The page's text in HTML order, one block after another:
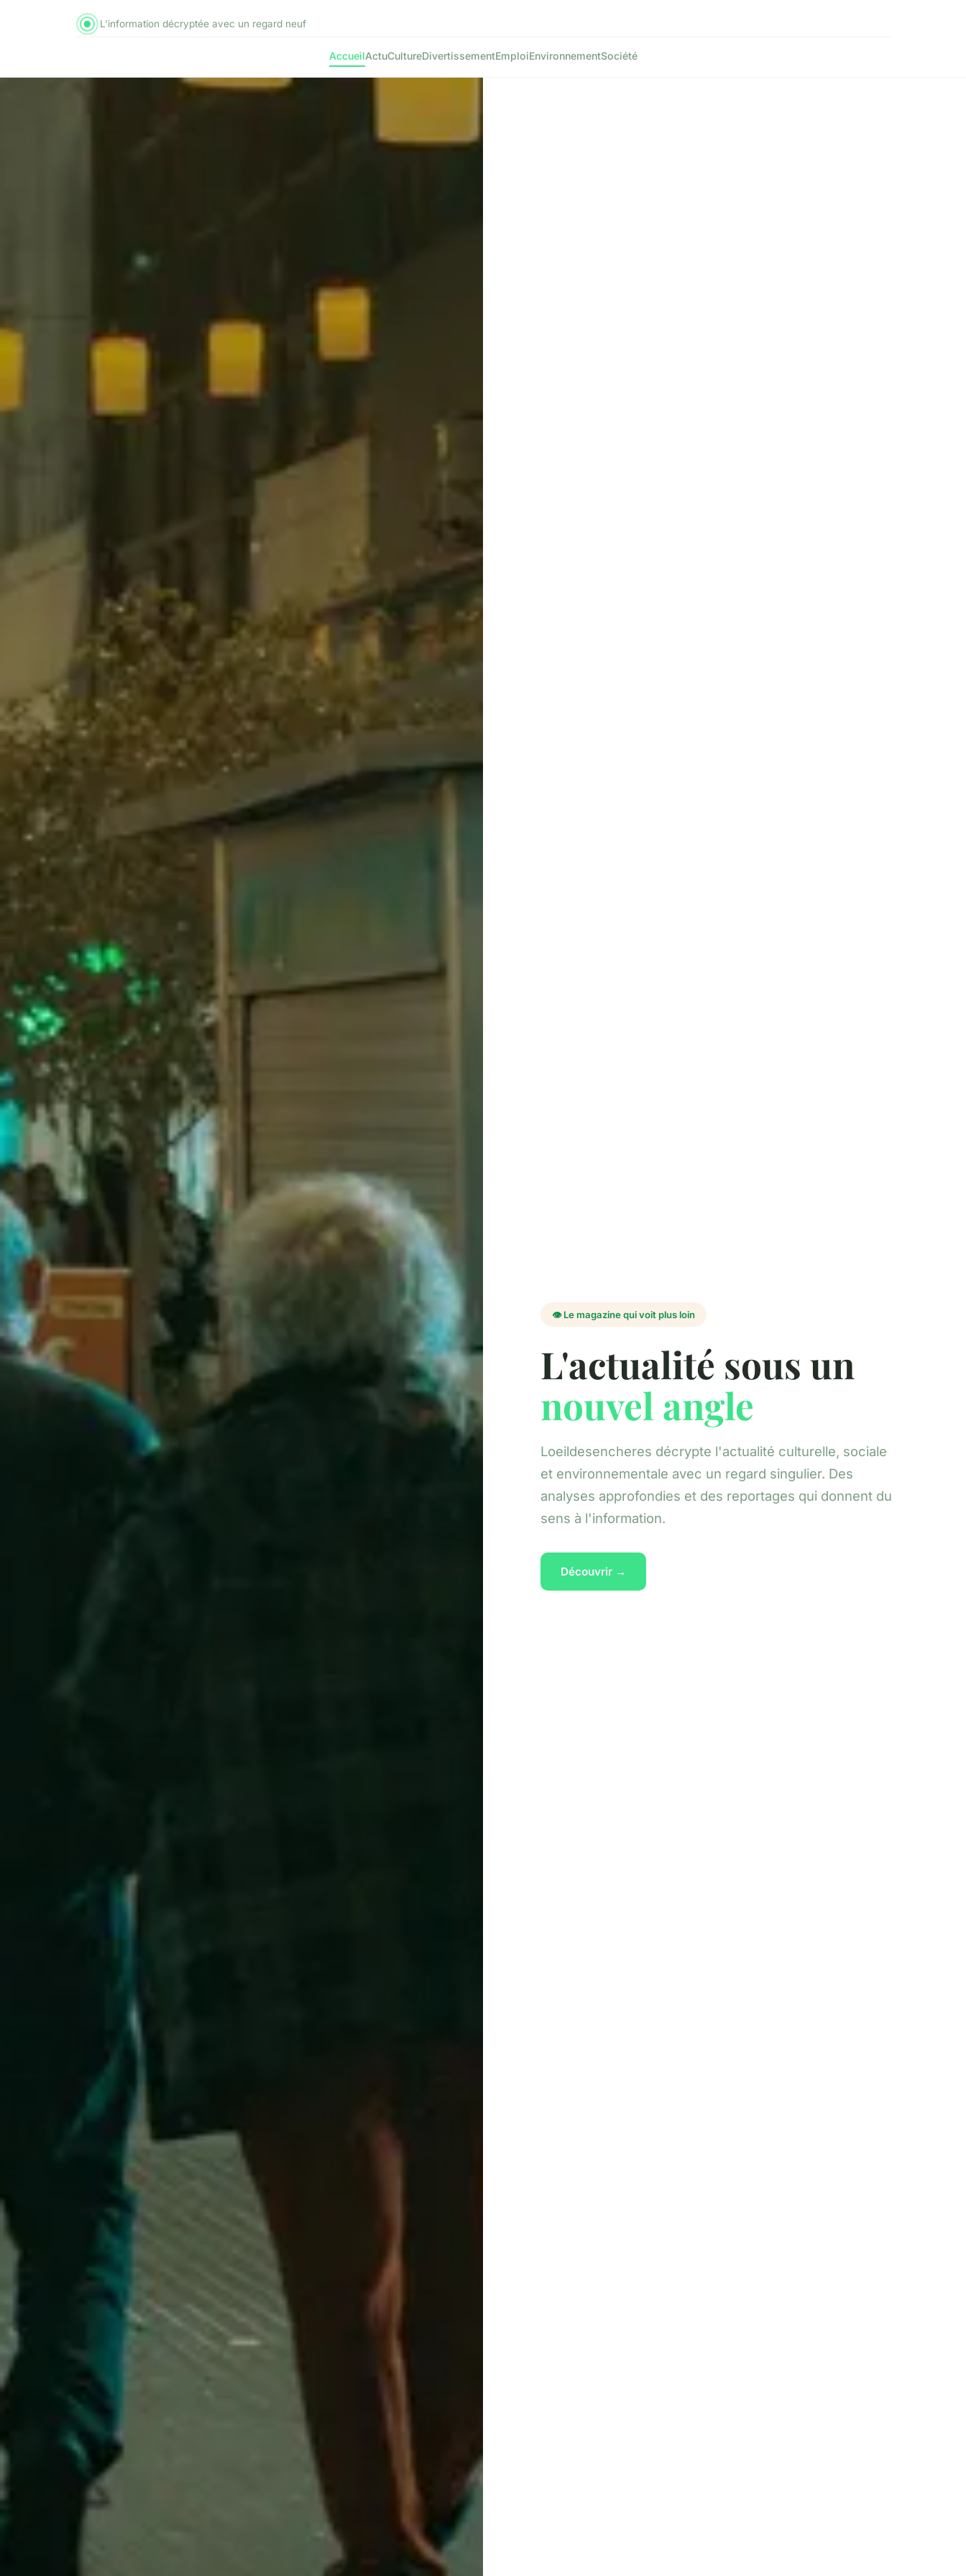
L'information décryptée avec un regard neuf
AccueilActuCultureDivertissementEmploiEnvironnementSociété
👁️ Le magazine qui voit plus loin
L'actualité sous un
nouvel angle
Loeildesencheres décrypte l'actualité culturelle, sociale
et environnementale avec un regard singulier. Des
analyses approfondies et des reportages qui donnent du
sens à l'information.
Découvrir →